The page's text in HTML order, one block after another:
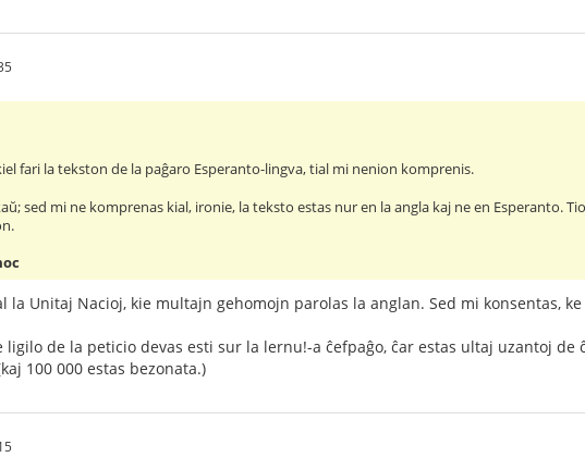
fari la tekston de la paĝaro Esperanto-lingva, tial mi nenion komprenis.
sed mi ne komprenas kial, ironie, la teksto estas nur en la angla kaj ne en Esperanto.
la Unitaj Nacioj, kie multajn gehomojn parolas la anglan. Sed mi konsentas,
ligilo de la peticio devas esti sur la lernu!-a ĉefpaĝo, ĉar estas ultaj uzantoj
100 000 estas bezonata.)